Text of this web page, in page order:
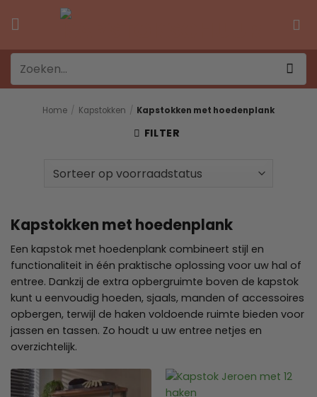
naar
naar:
Home / Kapstokken / Kapstokken met hoedenplank
FILTER
Kapstokken met hoedenplank
Een kapstok met hoedenplank combineert stijl en
functionaliteit in één praktische oplossing voor uw hal of
entree. Dankzij de extra opbergruimte boven de kapstok
kunt u eenvoudig hoeden, sjaals, manden of accessoires
opbergen, terwijl de haken voldoende ruimte bieden voor
jassen en tassen. Zo houdt u uw entree netjes en
overzichtelijk.